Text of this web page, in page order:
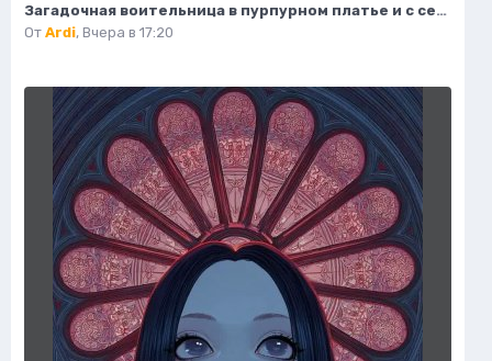
Загадочная воительница в пурпурном платье и с серповидным клинком. Нейронная сеть Flux 1
От Ardi, Вчера в 17:20